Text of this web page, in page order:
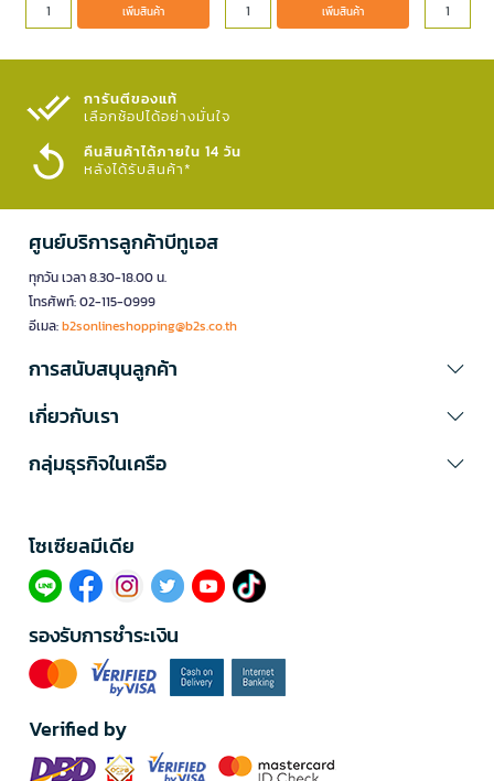
เพิ่มสินค้า เพิ่มสินค้า
การันตีของแท้
เลือกช้อปได้อย่างมั่นใจ​
คืนสินค้าได้ภายใน 14 วัน
หลังได้รับสินค้า*
ศูนย์บริการลูกค้าบีทูเอส
ทุกวัน เวลา 8.30-18.00 น.
โทรศัพท์: 02-115-0999
อีเมล:b2sonlineshopping@b2s.co.th
การสนับสนุนลูกค้า
เกี่ยวกับเรา
กลุ่มธุรกิจในเครือ
โซเซียลมีเดีย​
รองรับการชำระเงิน
Verified by